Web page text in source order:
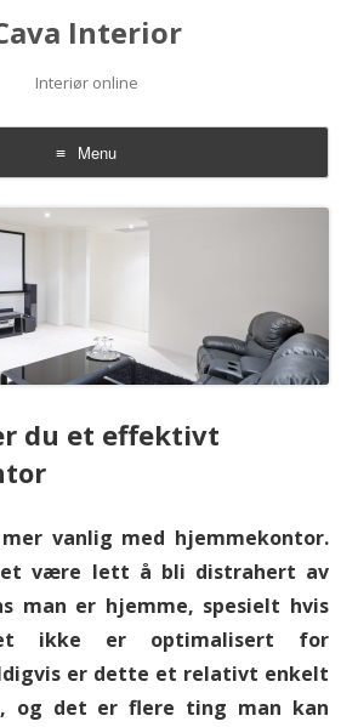
Interior
Interiør online
Menu
du et effektivt
vanlig med hjemmekontor.
være lett å bli distrahert av
man er hjemme, spesielt hvis
ikke er optimalisert for
er dette et relativt enkelt
og det er flere ting man kan